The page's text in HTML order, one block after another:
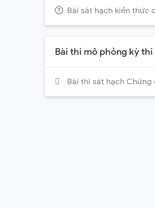
Bài sát hạch kiến thức
Bài thi mô phỏng kỳ
Bài thi sát hạch Chứng